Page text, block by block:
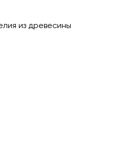
из древесины